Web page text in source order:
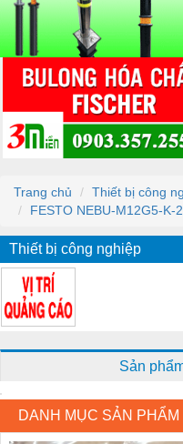
Trang chủ
Thiết bị công
FESTO NEBU-M12G5-K-
Thiết bị công nghiệp
Sản
DANH MỤC SẢN PHẨM